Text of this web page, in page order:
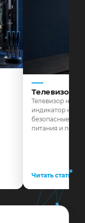
Телевизор
Телевизор не
индикатор не
безопасные
питания и
Читать статью